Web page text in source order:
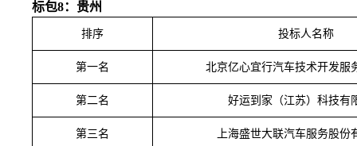
标包8：贵州
排序 投标人名称
第一名 北京亿心宜行汽车技术开发服
第二名 好运到家（江苏）科技有
第三名 上海盛世大联汽车服务股份